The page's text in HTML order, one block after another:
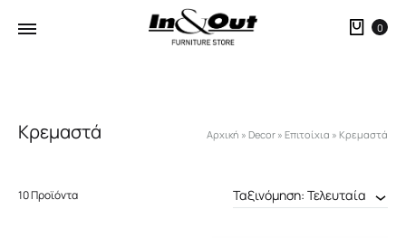
0
Κρεμαστά Αρχική » Decor » Επιτοίχια » Κρεμαστά
10 Προϊόντα Ταξινόμηση: Τελευταία